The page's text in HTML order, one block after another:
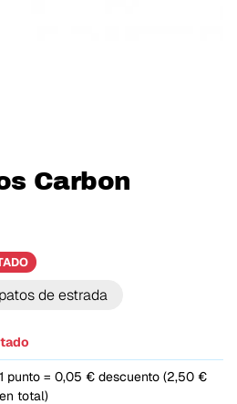
Carbon
de estrada
1 punto = 0,05 € descuento (2,50 €
en total)